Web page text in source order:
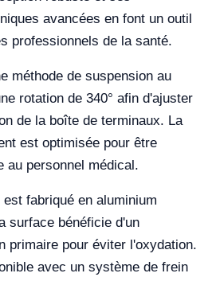
avancées en font un outil
professionnels de la santé.
méthode de suspension au
rotation de 340° afin d'ajuster
de la boîte de terminaux. La
est optimisée pour être
au personnel médical.
fabriqué en aluminium
surface bénéficie d'un
primaire pour éviter l'oxydation.
avec un système de frein